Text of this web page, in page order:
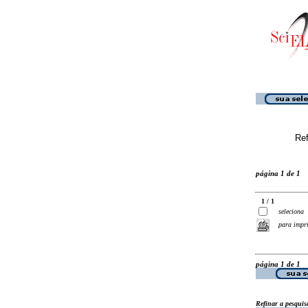
página 1 de 1
1 / 1
seleciona
para
página 1 de 1
Refinar a